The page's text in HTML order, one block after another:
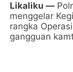
Likaliku —
menggelar
rangka
gangguan